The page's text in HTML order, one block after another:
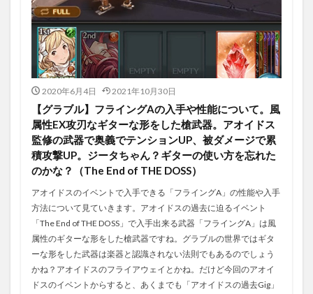
2020年6月4日 2021年10月30日
【グラブル】フライングAの入手や性能について。風
属性EX攻刃なギターな形をした槍武器。アオイドス
監修の武器で奥義でテンションUP、被ダメージで累
積攻撃UP。ジータちゃん？ギターの使い方を忘れた
のかな？（The End of THE DOSS）
アオイドスのイベントで入手できる「フライングA」の性能や入手
方法について見ていきます。アオイドスの過去に迫るイベント
「The End of THE DOSS」で入手出来る武器「フライングA」は風
属性のギターな形をした槍武器ですね。グラブルの世界ではギタ
ーな形をした武器は楽器と認識されない法則でもあるのでしょう
かね？アオイドスのフライアウェイとかね。だけど今回のアオイ
ドスのイベントからすると、あくまでも「アオイドスの過去Gig」